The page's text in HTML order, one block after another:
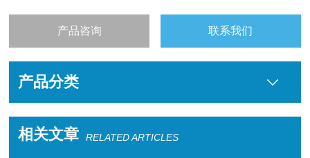
产品咨询 联系我们
产品分类
相关文章 RELATED ARTICLES